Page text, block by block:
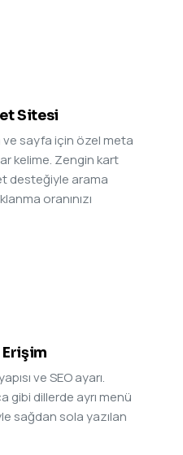
Sitesi
sayfa için özel meta
kelime. Zengin kart
desteğiyle arama
oranınızı
ve SEO ayarı.
gibi dillerde ayrı menü
sağdan sola yazılan